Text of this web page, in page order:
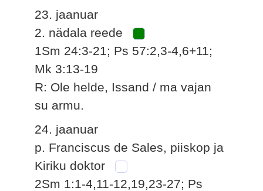
23. jaanuar
2. nädala reede
1Sm 24:3-21; Ps 57:2,3-4,6+11;
Mk 3:13-19
R: Ole helde, Issand / ma vajan
su armu.
24. jaanuar
p. Franciscus de Sales, piiskop ja
Kiriku doktor
2Sm 1:1-4,11-12,19,23-27; Ps